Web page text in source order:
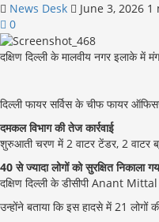
News Desk June 3, 2026 1
0
दक्षिण दिल्ली के मालवीय नगर इलाके
दिल्ली फायर सर्विस के चीफ फायर
दमकल विभाग की तेज कार्रवाई
शुरुआती चरण में 2 वाटर टेंडर, 2 वाटर
40 से ज्यादा लोगों को सुरक्षित निकाला
दक्षिण दिल्ली के डीसीपी Anant
उन्होंने बताया कि इस हादसे में 21 लोगों